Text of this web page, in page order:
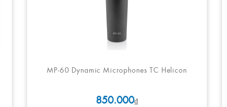
MP-60 Dynamic Microphones TC Helicon
850.000₫